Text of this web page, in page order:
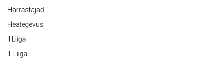
Harrastajad
Heategevus
II Liiga
III Liiga